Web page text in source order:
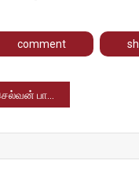
comment
துறையின் ஓர் புதுமுயற்சி